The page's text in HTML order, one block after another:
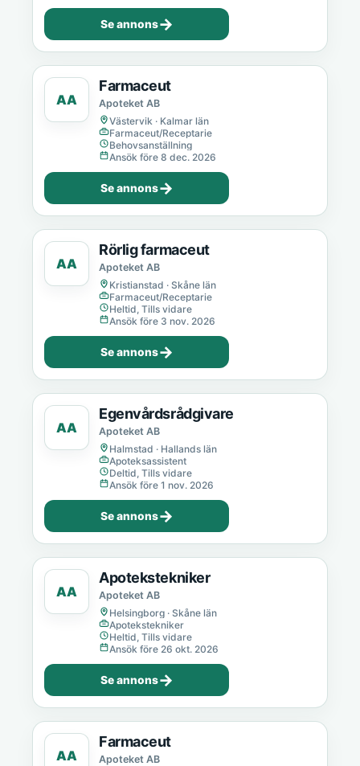
Se annons→
AA
Farmaceut
Apoteket AB
Västervik · Kalmar län
Farmaceut/Receptarie
Behovsanställning
Ansök före 8 dec. 2026
Se annons→
AA
Rörlig farmaceut
Apoteket AB
Kristianstad · Skåne län
Farmaceut/Receptarie
Heltid, Tills vidare
Ansök före 3 nov. 2026
Se annons→
AA
Egenvårdsrådgivare
Apoteket AB
Halmstad · Hallands län
Apoteksassistent
Deltid, Tills vidare
Ansök före 1 nov. 2026
Se annons→
AA
Apotekstekniker
Apoteket AB
Helsingborg · Skåne län
Apotekstekniker
Heltid, Tills vidare
Ansök före 26 okt. 2026
Se annons→
AA
Farmaceut
Apoteket AB